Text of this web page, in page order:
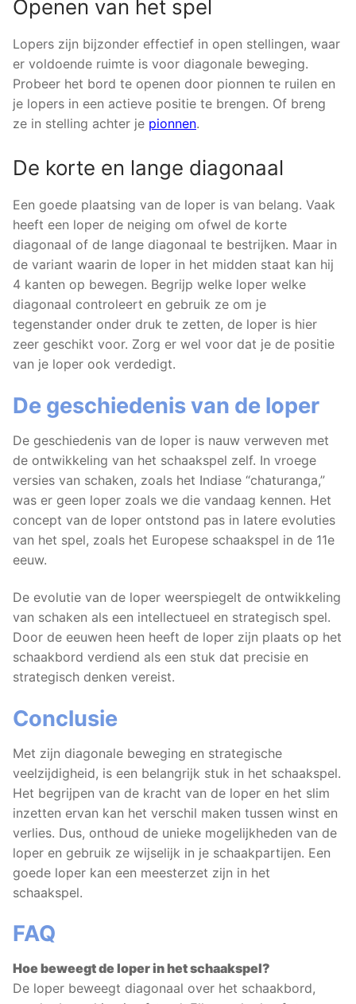
Openen van het spel
Lopers zijn bijzonder effectief in open stellingen, waar
er voldoende ruimte is voor diagonale beweging.
Probeer het bord te openen door pionnen te ruilen en
je lopers in een actieve positie te brengen. Of breng
ze in stelling achter je pionnen.
De korte en lange diagonaal
Een goede plaatsing van de loper is van belang. Vaak
heeft een loper de neiging om ofwel de korte
diagonaal of de lange diagonaal te bestrijken. Maar in
de variant waarin de loper in het midden staat kan hij
4 kanten op bewegen. Begrijp welke loper welke
diagonaal controleert en gebruik ze om je
tegenstander onder druk te zetten, de loper is hier
zeer geschikt voor. Zorg er wel voor dat je de positie
van je loper ook verdedigt.
De geschiedenis van de loper
De geschiedenis van de loper is nauw verweven met
de ontwikkeling van het schaakspel zelf. In vroege
versies van schaken, zoals het Indiase “chaturanga,”
was er geen loper zoals we die vandaag kennen. Het
concept van de loper ontstond pas in latere evoluties
van het spel, zoals het Europese schaakspel in de 11e
eeuw.
De evolutie van de loper weerspiegelt de ontwikkeling
van schaken als een intellectueel en strategisch spel.
Door de eeuwen heen heeft de loper zijn plaats op het
schaakbord verdiend als een stuk dat precisie en
strategisch denken vereist.
Conclusie
Met zijn diagonale beweging en strategische
veelzijdigheid, is een belangrijk stuk in het schaakspel.
Het begrijpen van de kracht van de loper en het slim
inzetten ervan kan het verschil maken tussen winst en
verlies. Dus, onthoud de unieke mogelijkheden van de
loper en gebruik ze wijselijk in je schaakpartijen. Een
goede loper kan een meesterzet zijn in het
schaakspel.
FAQ
Hoe beweegt de loper in het schaakspel?
De loper beweegt diagonaal over het schaakbord,